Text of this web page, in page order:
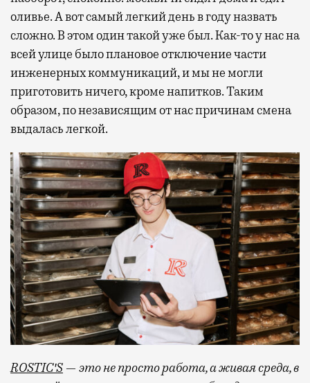
оливье. А вот самый легкий день в году назвать
сложно. В этом один такой уже был. Как-то у нас на
всей улице было плановое отключение части
инженерных коммуникаций, и мы не могли
приготовить ничего, кроме напитков. Таким
образом, по независящим от нас причинам смена
выдалась легкой.
ROSTIC′S — это не просто работа, а живая среда, в